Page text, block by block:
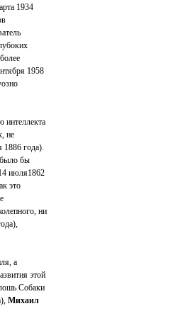
1934
1958
интеллекта
не
1886 года).
бы
июля1862
это
ни
а
этой
Собаки
Михаил